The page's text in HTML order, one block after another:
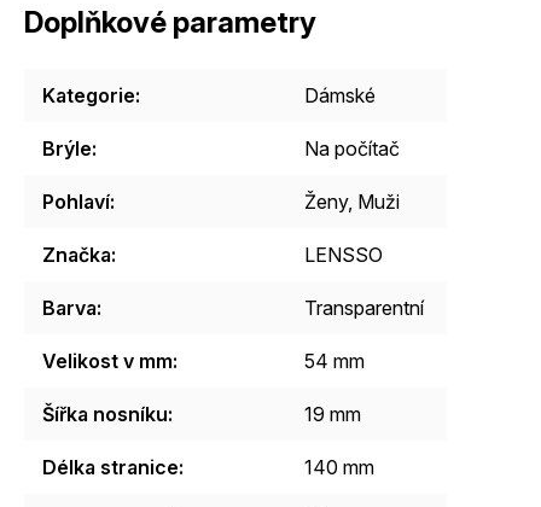
Doplňkové parametry
Kategorie: Dámské
Brýle: Na počítač
Pohlaví: Ženy, Muži
Značka: LENSSO
Barva: Transparentní
Velikost v mm: 54 mm
Šířka nosníku: 19 mm
Délka stranice: 140 mm